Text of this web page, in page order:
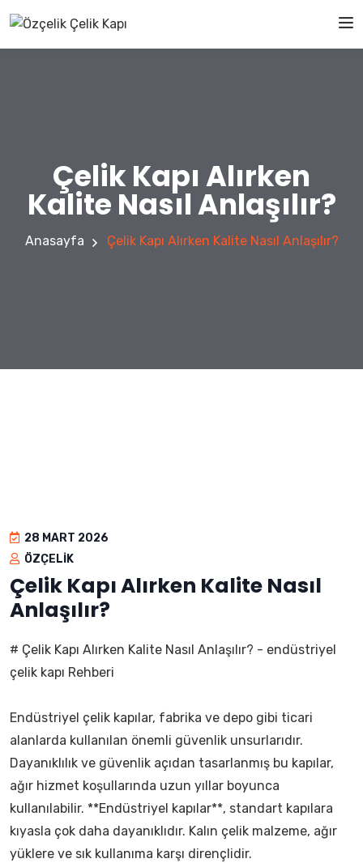
Çelik Kapı Alırken
Kalite Nasıl Anlaşılır?
Anasayfa Çelik Kapı Alırken Kalite Nasıl Anlaşılır?
28 MART 2026
ÖZÇELIK
Çelik Kapı Alırken Kalite Nasıl
Anlaşılır?
# Çelik Kapı Alırken Kalite Nasıl Anlaşılır? - endüstriyel
çelik kapı Rehberi
Endüstriyel çelik kapılar, fabrika ve depo gibi ticari
alanlarda kullanılan önemli güvenlik unsurlarıdır.
Dayanıklılık ve güvenlik açıdan tasarlanmış bu kapılar,
ağır hizmet koşullarında uzun yıllar boyunca
kullanılabilir. **Endüstriyel kapılar**, standart kapılara
kıyasla çok daha dayanıklıdır. Kalın çelik malzeme, ağır
yüklere ve sık kullanıma karşı dirençlidir.